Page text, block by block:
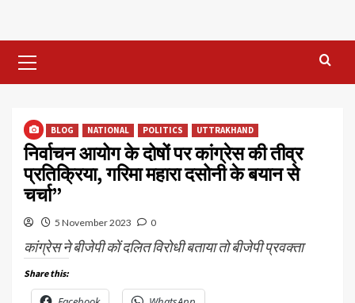
Menu
BLOG NATIONAL POLITICS UTTRAKHAND
निर्वाचन आयोग के दोषों पर कांग्रेस की तीव्र
प्रतिक्रिया, गरिमा महारा दसोनी के बयान से
चर्चा”
5 November 2023 0
कांग्रेस ने बीजेपी कों दलित विरोधी बताया तो बीजेपी प्रवक्ता
Share this: